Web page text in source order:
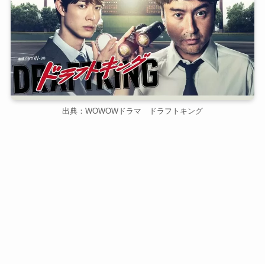
出典：WOWOWドラマ ドラフトキング